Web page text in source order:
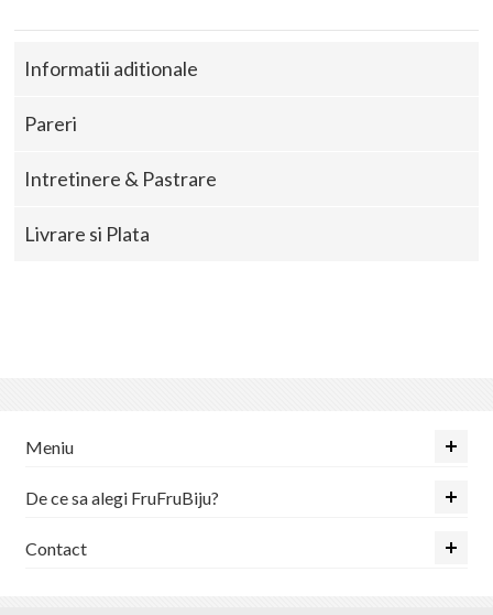
Informatii aditionale
Pareri
Intretinere & Pastrare
Livrare si Plata
Meniu
De ce sa alegi FruFruBiju?
Contact